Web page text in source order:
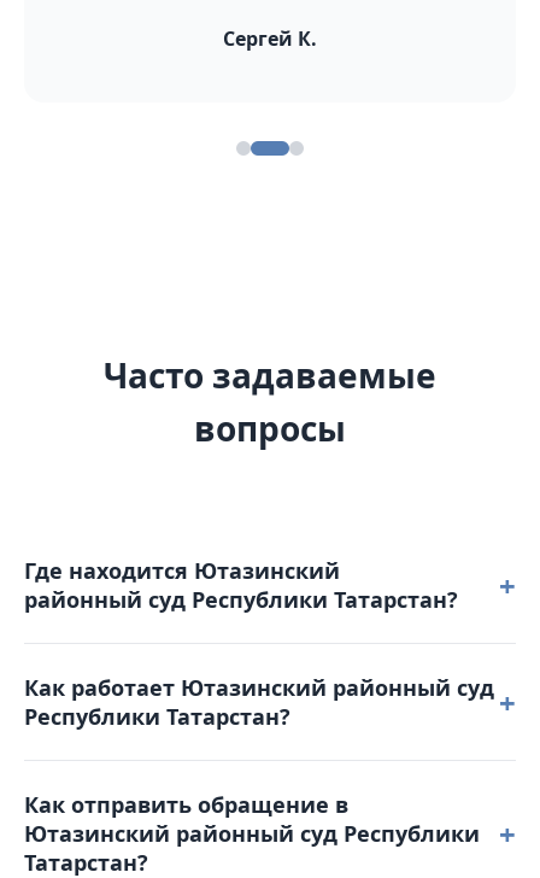
Сергей К.
Часто задаваемые
вопросы
Где находится Ютазинский
районный суд Республики Татарстан?
+
расположен по адресу: 423950, Республика
Татарстан, пгт. Уруссу, ул. Шамкина, д. 47.
Как работает Ютазинский районный суд
Республики Татарстан?
+
00 пятница: с 8-00 до 15-45. Обеденный перерыв с
12-00 до 12-45. Выходные дни: суббота,
Как отправить обращение в
Ютазинский районный суд Республики
Татарстан?
+